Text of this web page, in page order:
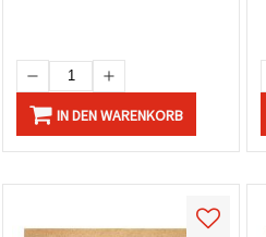
IN DEN WARENKORB